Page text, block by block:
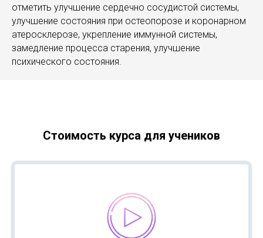
отметить улучшение сердечно сосудистой системы,
улучшение состояния при остеопорозе и коронарном
атеросклерозе, укрепление иммунной системы,
замедление процесса старения, улучшение
психического состояния.
Стоимость курса для учеников